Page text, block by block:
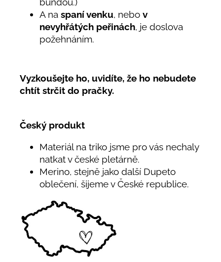
A na spaní venku, nebo v
nevyhřátých peřinách, je doslova
požehnáním.
Vyzkoušejte ho, uvidíte, že ho nebudete
chtít strčit do pračky.
Český produkt
Materiál na triko jsme pro vás nechaly
natkat v české pletárně.
Merino, stejně jako další Dupeto
oblečení, šijeme v České republice.